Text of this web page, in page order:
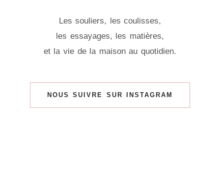
Les souliers, les coulisses,
les essayages, les matières,
et la vie de la maison au quotidien.
NOUS SUIVRE SUR INSTAGRAM